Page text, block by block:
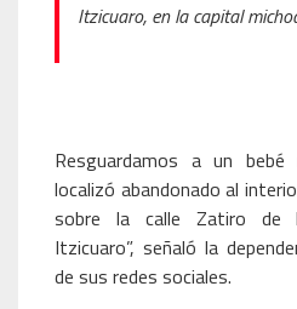
Itzicuaro, en la capital
Resguardamos a un
localizó abandonado al
sobre la calle Zatiro de
Itzicuaro”, señaló la
de sus redes sociales.